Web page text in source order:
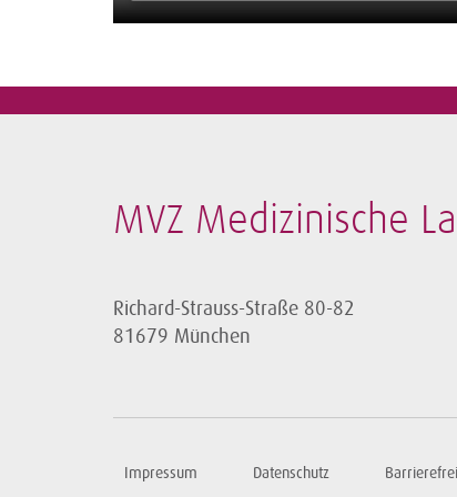
MVZ Medizinische
Richard-Strauss-Straße 80-82
81679 München
Impressum Datenschutz